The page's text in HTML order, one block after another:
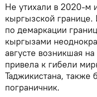
Не утихали в 2020-м
кыргызской
по демаркации
кыргызами
августе возникшая
привела к гибели
Таджикистана, также
пограничник.